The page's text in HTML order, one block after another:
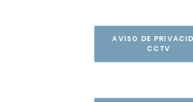
AVISO DE
CCTV